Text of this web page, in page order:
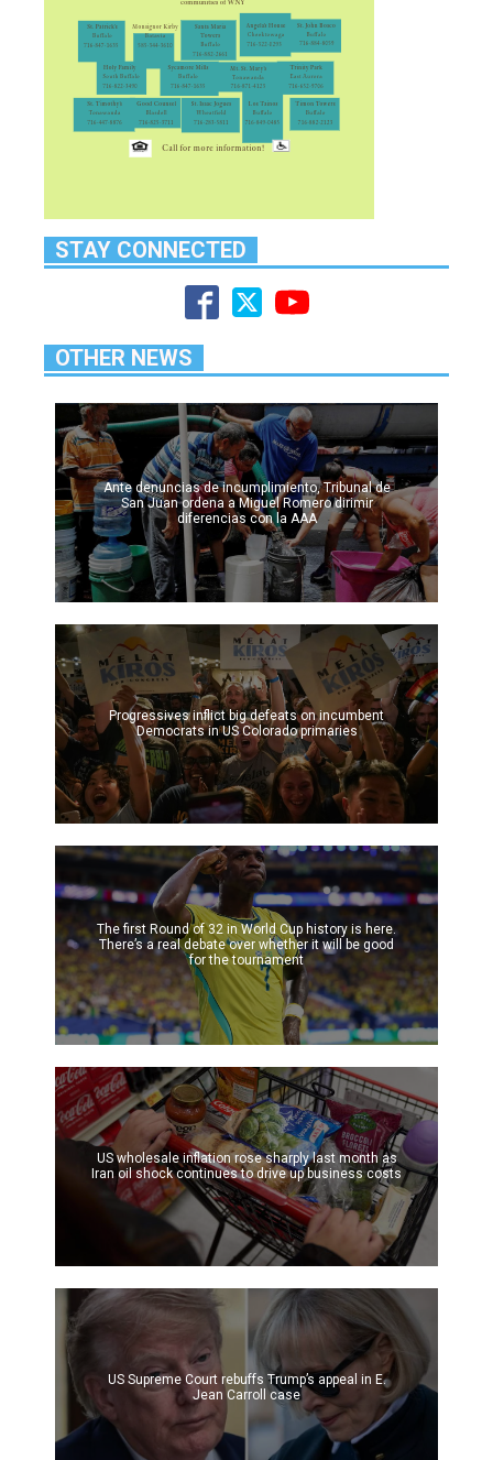
STAY CONNECTED
OTHER NEWS
Ante denuncias de incumplimiento, Tribunal de
San Juan ordena a Miguel Romero dirimir
diferencias con la AAA
Progressives inflict big defeats on incumbent
Democrats in US Colorado primaries
The first Round of 32 in World Cup history is here.
There’s a real debate over whether it will be good
for the tournament
US wholesale inflation rose sharply last month as
Iran oil shock continues to drive up business costs
US Supreme Court rebuffs Trump’s appeal in E.
Jean Carroll case